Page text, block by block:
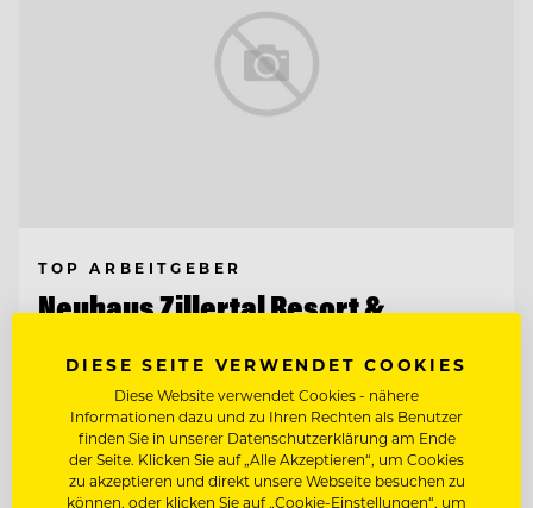
TOP ARBEITGEBER
Neuhaus Zillertal Resort &
6290 Mayrhofen, Österreich
KREATIVER CHEF DE BAR FÜR UNSERE
HOTELBAR
DIESE SEITE VERWENDET COOKIES
Diese Website verwendet Cookies - nähere
Informationen dazu und zu Ihren Rechten als Benutzer
finden Sie in unserer Datenschutzerklärung am Ende
der Seite. Klicken Sie auf „Alle Akzeptieren“, um Cookies
zu akzeptieren und direkt unsere Webseite besuchen zu
können, oder klicken Sie auf „Cookie-Einstellungen“, um